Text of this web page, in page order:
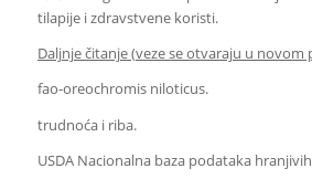
tilapije i zdravstvene koristi.
Daljnje čitanje (veze se otvaraju u novom
fao-oreochromis niloticus.
trudnoća i riba.
USDA Nacionalna baza podataka